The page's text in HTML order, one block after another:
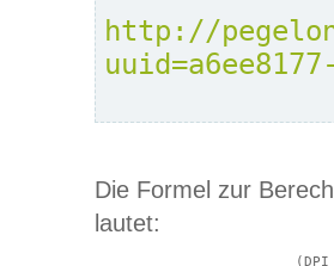
http://
Die Formel zur
lautet: